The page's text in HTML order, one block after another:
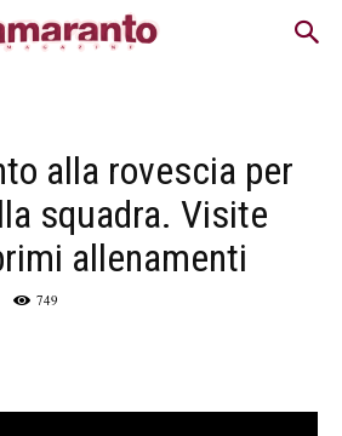
alla rovescia per
squadra. Visite
allenamenti
749